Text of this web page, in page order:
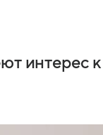
интерес к